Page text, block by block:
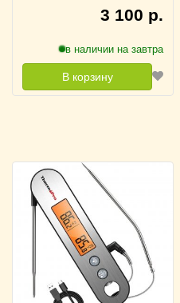
3 100 р.
в наличии на завтра
В корзину